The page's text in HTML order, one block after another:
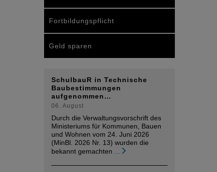
Fortbildungspflicht
Geld sparen
SchulbauR in Technische
Baubestimmungen
aufgenommen…
06. August
Durch die Verwaltungsvorschrift des
Ministeriums für Kommunen, Bauen
und Wohnen vom 24. Juni 2026
(MinBl. 2026 Nr. 13) wurden die
bekannt gemachten